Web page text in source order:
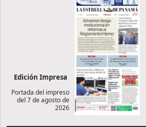
Edición Impresa
Portada del impreso
del 7 de agosto de
2026